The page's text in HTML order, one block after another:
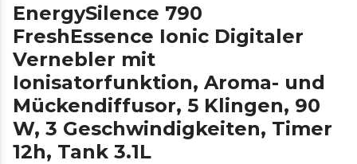
EnergySilence 790
FreshEssence Ionic Digitaler
Vernebler mit
Ionisatorfunktion, Aroma- und
Mückendiffusor, 5 Klingen, 90
W, 3 Geschwindigkeiten, Timer
12h, Tank 3.1L